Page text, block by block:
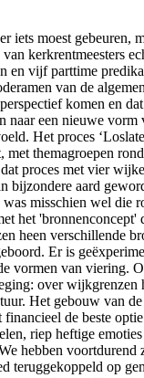
iets moest gebeuren,
kerkrentmeesters
en vijf parttime
van de
komen en
naar een nieuwe vorm
Het proces
met themagroepen
proces met vier
bijzondere aard
was misschien wel die
het 'bronnenconcept'
heen verschillende
Er is
vormen van viering.
over wijkgrenzen
Het gebouw van
de beste
riep heftige
hebben
teruggekoppeld op